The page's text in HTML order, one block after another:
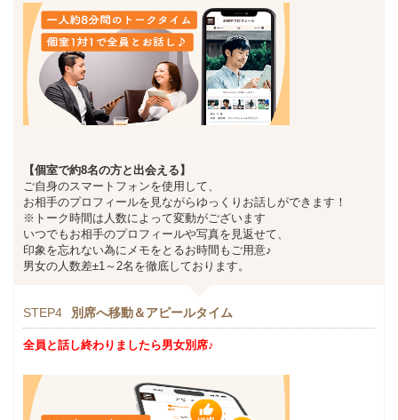
【個室で約8名の方と出会える】
ご自身のスマートフォンを使用して、
お相手のプロフィールを見ながらゆっくりお話しができます！
※トーク時間は人数によって変動がございます
いつでもお相手のプロフィールや写真を見返せて、
印象を忘れない為にメモをとるお時間もご用意♪
男女の人数差±1～2名を徹底しております。
STEP4 別席へ移動＆アピールタイム
全員と話し終わりましたら男女別席♪